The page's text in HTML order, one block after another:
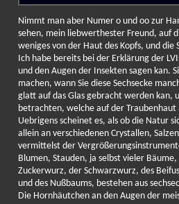
Nimmt man aber Numer o und oo zur
sehen, mein liebwerthester Freund, auf
weniges von der Haut des Kopfs, und die
Ich habe bereits bei der Erklärung der
und den Augen der Insekten sagen kan.
machen, wann Sie diese Sechsecke
glatt auf das Glas gebracht werden kan,
betrachten, welche auf der
Uebrigens scheinet es, als ob die Natur
allein an verschiedenen Crystallen,
vermittelst der
Blumen, Stauden, ja selbst vieler
Zuckerwurz, der Schwarzwurz, des
und des Nußbaums, bestehen aus
Die Hornhäutchen an den Augen der